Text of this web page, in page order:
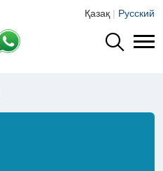
Қазақ | Русский